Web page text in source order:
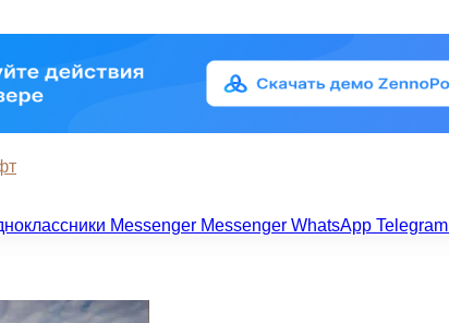
Messenger Messenger WhatsApp Telegram